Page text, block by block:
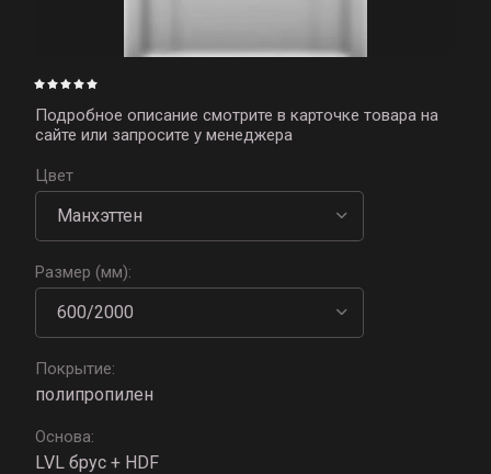
Подробное описание смотрите в карточке товара на
сайте или запросите у менеджера
Цвет
Размер (мм):
Покрытие:
полипропилен
Основа:
LVL брус + HDF